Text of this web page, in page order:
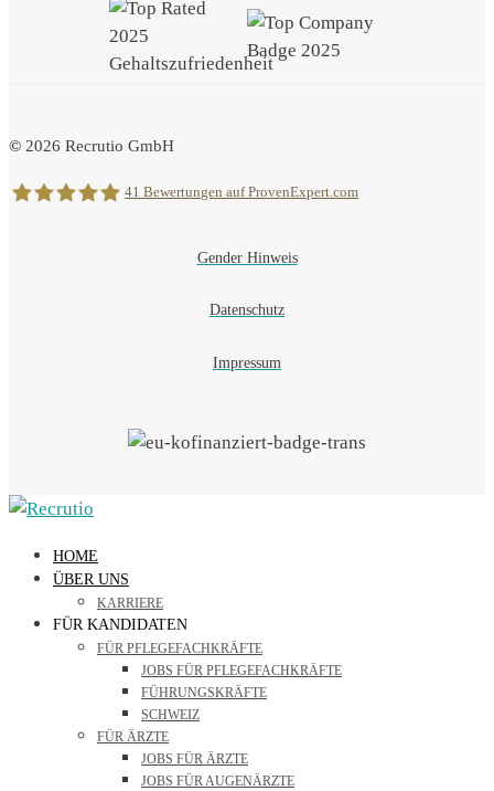
© 2026 Recrutio GmbH
41 Bewertungen auf ProvenExpert.com
Gender Hinweis
Datenschutz
Impressum
HOME
ÜBER UNS
KARRIERE
FÜR KANDIDATEN
FÜR PFLEGEFACHKRÄFTE
JOBS FÜR PFLEGEFACHKRÄFTE
FÜHRUNGSKRÄFTE
SCHWEIZ
FÜR ÄRZTE
JOBS FÜR ÄRZTE
JOBS FÜR AUGENÄRZTE